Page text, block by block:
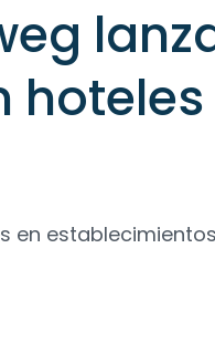
hoteles
en